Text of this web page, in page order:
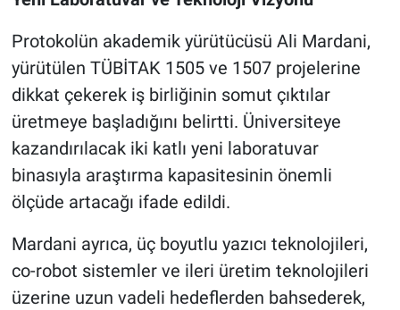
Protokolün akademik yürütücüsü Ali Mardani,
yürütülen TÜBİTAK 1505 ve 1507 projelerine
dikkat çekerek iş birliğinin somut çıktılar
üretmeye başladığını belirtti. Üniversiteye
kazandırılacak iki katlı yeni laboratuvar
binasıyla araştırma kapasitesinin önemli
ölçüde artacağı ifade edildi.
Mardani ayrıca, üç boyutlu yazıcı teknolojileri,
co-robot sistemler ve ileri üretim teknolojileri
üzerine uzun vadeli hedeflerden bahsederek,